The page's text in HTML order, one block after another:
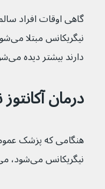
گاهی اوقات افراد
دارند بیشتر دیده می‌شود.
درمان
هنگامی که پزشک
نیگریکانس می‌شود، می‌تواند بهترین درمان را توصیه کند.